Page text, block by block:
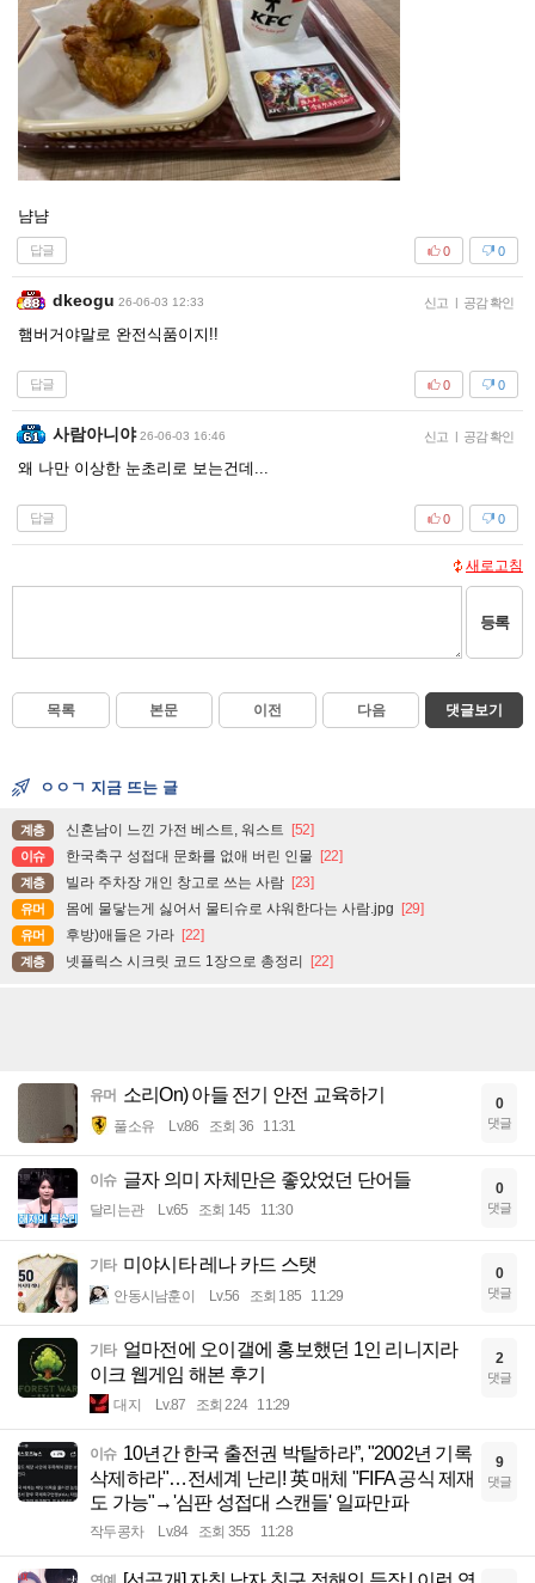
냠냠
답글 0
0
dkeogu 26-06-03 12:33 신고 | 공감 확인
햄버거야말로 완전식품이지!!
답글 0
0
사람아니야 26-06-03 16:46 신고 | 공감 확인
왜 나만 이상한 눈초리로 보는건데...
답글 0
0
새로고침
등록
목록 본문 이전 다음 댓글보기
ㅇㅇㄱ 지금 뜨는 글
계층 신혼남이 느낀 가전 베스트, 워스트 [52]
이슈 한국축구 성접대 문화를 없애 버린 인물 [22]
계층 빌라 주차장 개인 창고로 쓰는 사람 [23]
유머 몸에 물닿는게 싫어서 물티슈로 샤워한다는 사람.jpg [29]
유머 후방)애들은 가라 [22]
계층 넷플릭스 시크릿 코드 1장으로 총정리 [22]
유머 소리On) 아들 전기 안전 교육하기
풀소유 Lv.86 조회 36 11:31
0
댓글
이슈 글자 의미 자체만은 좋았었던 단어들
달리는관 Lv.65 조회 145 11:30
0
댓글
기타 미야시타 레나 카드 스탯
안동시남훈이 Lv.56 조회 185 11:29
0
댓글
기타 얼마전에 오이갤에 홍보했던 1인 리니지라
이크 웹게임 해본 후기
대지 Lv.87 조회 224 11:29
2
댓글
이슈 10년간 한국 출전권 박탈하라”, "2002년 기록
삭제하라"…전세계 난리! 英 매체 "FIFA 공식 제재
도 가능"→'심판 성접대 스캔들' 일파만파
작두콩차 Lv.84 조회 355 11:28
9
댓글